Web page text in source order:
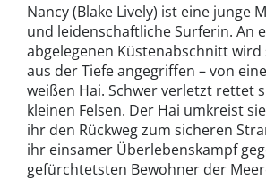
Nancy (Blake Lively) ist eine junge
und leidenschaftliche Surferin. An
abgelegenen Küstenabschnitt wird
aus der Tiefe angegriffen – von
weißen Hai. Schwer verletzt rettet
kleinen Felsen. Der Hai umkreist
ihr den Rückweg zum sicheren
ihr einsamer Überlebenskampf
gefürchtetsten Bewohner der